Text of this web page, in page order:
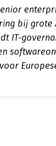
bij grote
IT-